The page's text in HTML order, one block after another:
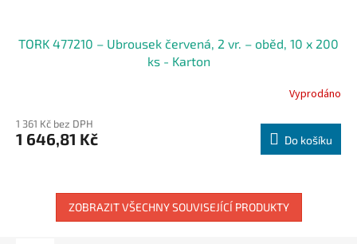
TORK 477210 – Ubrousek červená, 2 vr. – oběd, 10 x 200
ks - Karton
Vyprodáno
1 361 Kč bez DPH
1 646,81 Kč Do košíku
ZOBRAZIT VŠECHNY SOUVISEJÍCÍ PRODUKTY